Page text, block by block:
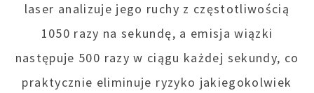
laser analizuje jego ruchy z częstotliwością
1050 razy na sekundę, a emisja wiązki
następuje 500 razy w ciągu każdej sekundy, co
praktycznie eliminuje ryzyko jakiegokolwiek